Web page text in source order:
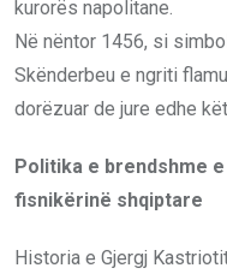
kurorës napolitane.
Në nëntor 1456, si
Skënderbeu e ngriti
dorëzuar de jure edhe
Politika e brendshme
fisnikërinë shqiptare
Historia e Gjergj